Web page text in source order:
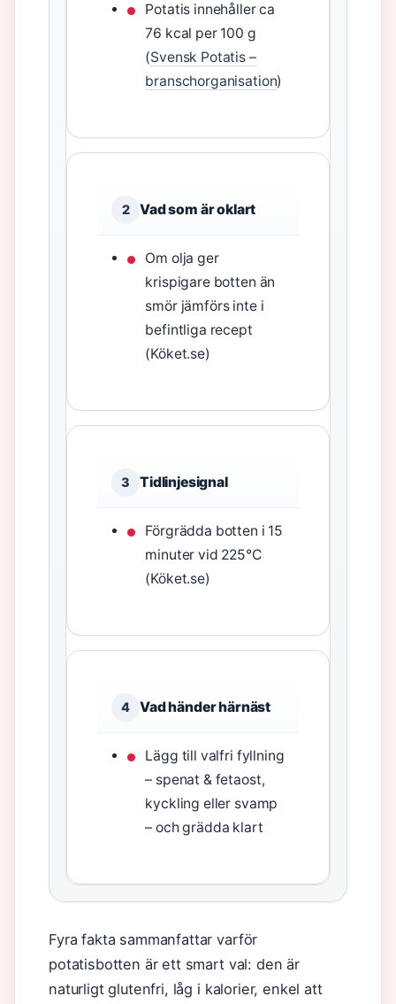
Potatis innehåller ca
76 kcal per 100 g
(Svensk Potatis –
branschorganisation)
2 Vad som är oklart
Om olja ger
krispigare botten än
smör jämförs inte i
befintliga recept
(Köket.se)
3 Tidlinjesignal
Förgrädda botten i 15
minuter vid 225°C
(Köket.se)
4 Vad händer härnäst
Lägg till valfri fyllning
– spenat & fetaost,
kyckling eller svamp
– och grädda klart
Fyra fakta sammanfattar varför
potatisbotten är ett smart val: den är
naturligt glutenfri, låg i kalorier, enkel att